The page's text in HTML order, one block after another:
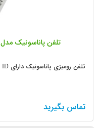
تلفن پاناسونیک مدل Panasonic KX-T2378MXW
تلفن رومیزی پاناسونیک دارای caller ID
تماس بگیرید